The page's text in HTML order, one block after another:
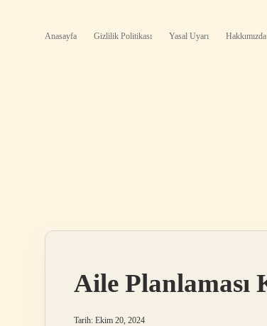
Anasayfa Gizlilik Politikası Yasal Uyarı Hakkımızda
Aile
Tarih: Ekim 20, 2024